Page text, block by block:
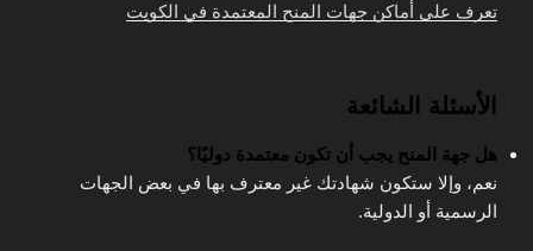
تعرف على أماكن جهات المنح المعتمدة في الكويت
الأسئلة الشائعة
هل جهة المنح يجب أن تكون معتمدة دوليًا؟
نعم، وإلا ستكون شهادتك غير معترف بها في بعض الجهات
الرسمية أو الدولية.